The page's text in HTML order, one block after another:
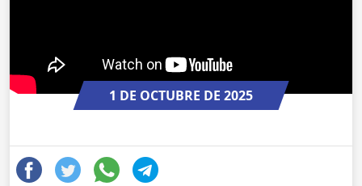
1 DE OCTUBRE DE 2025